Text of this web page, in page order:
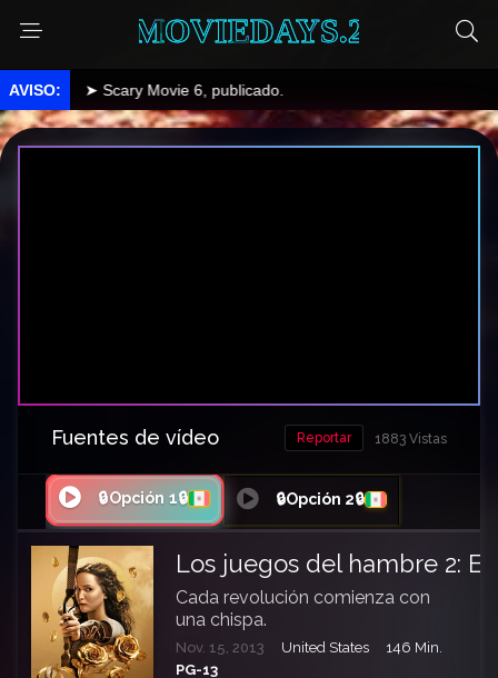
MOVIEDAYS.2
➤ Scary Movie 6, publicado.
Fuentes de vídeo 1883 Vistas
Reportar
🔒Opción 1🔒 🔒Opción 2🔒
Los juegos del hambre 2:
Cada revolución comienza con
una chispa.
Nov. 15, 2013 United States
146 Min.
PG-13